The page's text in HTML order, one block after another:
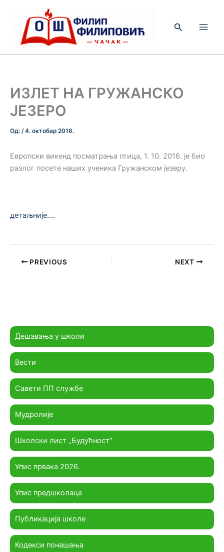
садржај
Претрага
Дешавања у школи
Вести
Савети ПП службе
Мудролије
Школски лист „Будућност“
Упис првака 2026.
Упис предшколаца
Публикација школе
Кодекси понашања
ИЗЛЕТ НА ГРУЖАНСКО
ЈЕЗЕРО
Од: /4. октобар 2016.
Европски викенд посматрања птица, 1. 10. 2016. је био
разлог посете наших ученика Гружанском језеру.
детаљније….
PREVIOUS NEXT